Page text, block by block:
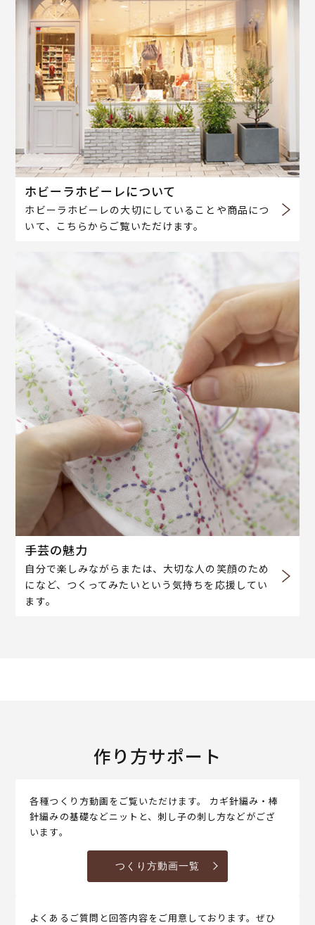
ホビーラホビーレについて
ホビーラホビーレの大切にしていることや商品につ
いて、こちらからご覧いただけます。
手芸の魅力
自分で楽しみながらまたは、大切な人の笑顔のため
になど、つくってみたいという気持ちを応援してい
ます。
作り方サポート
各種つくり方動画をご覧いただけます。 カギ針編み・棒
針編みの基礎などニットと、刺し子の刺し方などがござ
います。
つくり方動画一覧
よくあるご質問と回答内容をご用意しております。ぜひ